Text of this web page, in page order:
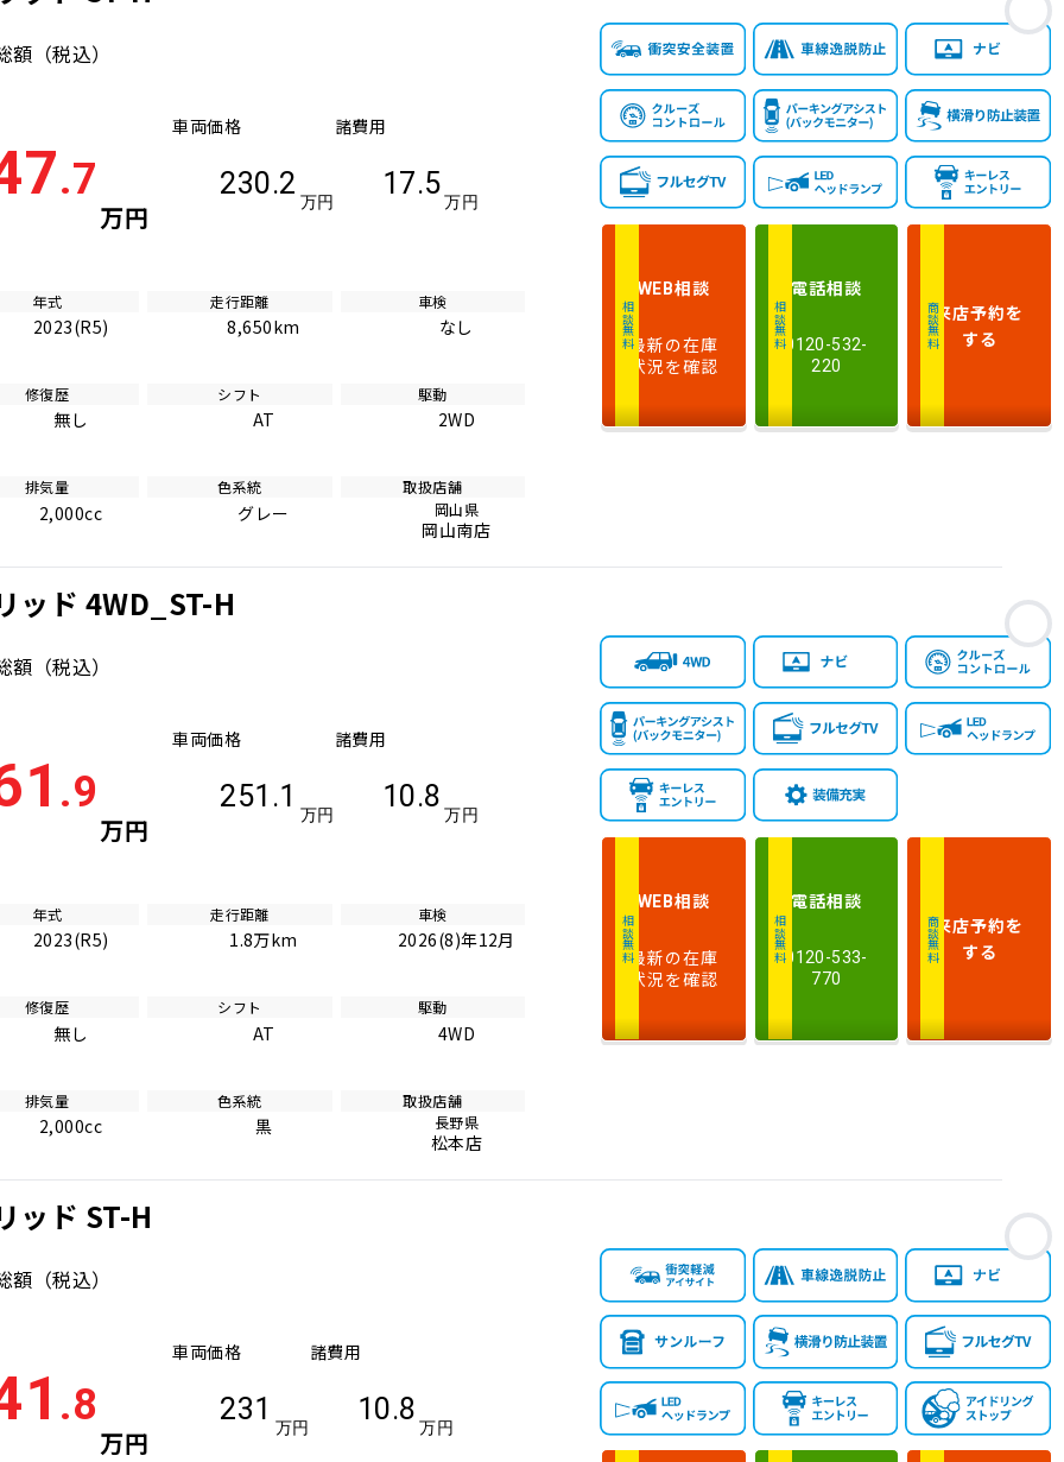
払
総
額
安い順 高い順
年
式
新しい順 古い順
走
行
少ない順 多い順
気
量
大きい順 小さい順
検
多い順 少ない順
額 （税込）
.7
万円
車両価格
230.2
万円
諸費用
17.5
万円
年式
2023(R5)
走行距離
8,650km
車検
なし
修復歴
無し
シフト
AT
駆動
2WD
排気量
2,000cc
色系統
グレー
取扱店舗
岡山県
岡山南店
相談無料
WEB相談
最新の在庫
状況を確認
相談無料
電話相談
0120-532-
220
商談無料来店予約を
する
お
ッド 4WD_ST-H
額 （税込）
.9
万円
車両価格
251.1
万円
諸費用
10.8
万円
年式
2023(R5)
走行距離
1.8万km
車検
2026(8)年12月
修復歴
無し
シフト
AT
駆動
4WD
排気量
2,000cc
色系統
黒
取扱店舗
長野県
松本店
相談無料
WEB相談
最新の在庫
状況を確認
相談無料
電話相談
0120-533-
770
商談無料来店予約を
する
お
ッド ST-H
額 （税込）
.8
万円
車両価格
231
万円
諸費用
10.8
万円